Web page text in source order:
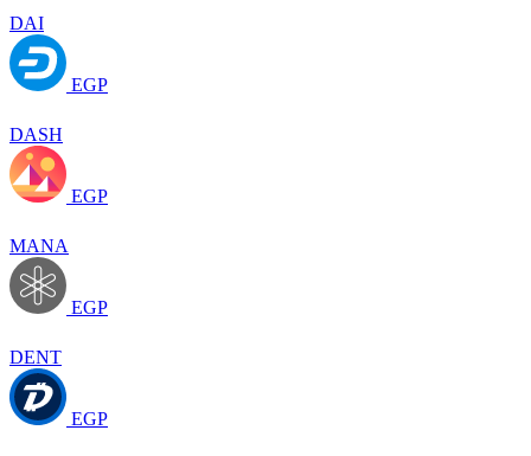
DAI
EGP
DASH
EGP
MANA
EGP
DENT
EGP